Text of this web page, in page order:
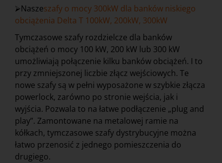
⮚Naszeszafy o mocy 300kW dla banków niskiego
obciążenia Delta T 100kW, 200kW, 300kW
Tymczasowe szafy rozdzielcze dla banków
obciążeń o mocy 100 kW, 200 kW lub 300 kW
umożliwiają połączenie kilku banków obciążeń. I to
przy zmniejszonej liczbie złącz wejściowych. Te
nowe szafy są w pełni wyposażone w szybkie złącza
powerlock, zarówno po stronie wejścia, jak i
wyjścia. Pozwala to na łatwe podłączenie „plug and
play”. Zamontowane na metalowej ramie na
kółkach, tymczasowe szafy dystrybucyjne można
łatwo przenosić z jednego pomieszczenia do
drugiego.